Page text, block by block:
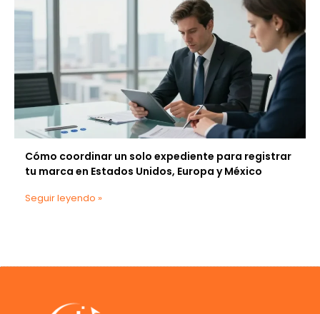
Cómo coordinar un solo expediente para registrar
tu marca en Estados Unidos, Europa y México
Seguir leyendo »